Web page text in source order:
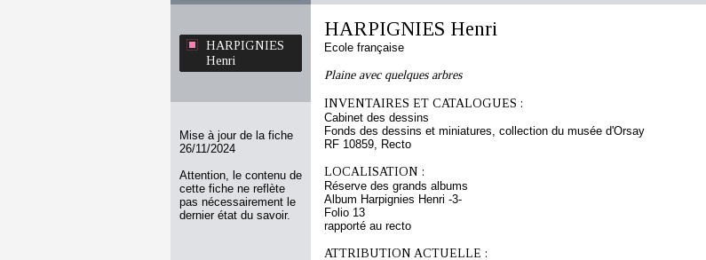
HARPIGNIES
Henri
Mise à jour de la fiche
26/11/2024
Attention, le contenu de
cette fiche ne reflète
pas nécessairement le
dernier état du savoir.
HARPIGNIES Henri
Ecole française
Plaine avec quelques arbres
INVENTAIRES ET CATALOGUES :
Cabinet des dessins
Fonds des dessins et miniatures, collection du musée d'Orsay
RF 10859, Recto
LOCALISATION :
Réserve des grands albums
Album Harpignies Henri -3-
Folio 13
rapporté au recto
ATTRIBUTION ACTUELLE :